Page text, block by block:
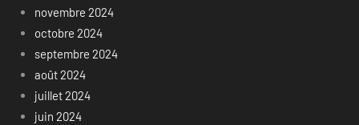
novembre 2024
octobre 2024
septembre 2024
août 2024
juillet 2024
juin 2024